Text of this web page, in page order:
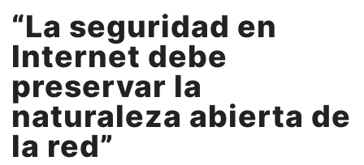
“La seguridad en
Internet debe
preservar la
naturaleza abierta de
la red”